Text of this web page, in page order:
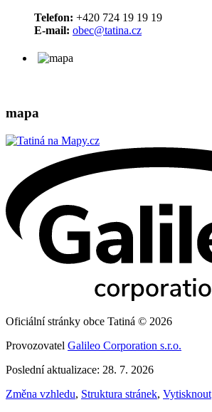
Telefon: +420 724 19 19 19
E-mail: obec@tatina.cz
mapa
Oficiální stránky obce Tatiná © 2026
Provozovatel Galileo Corporation s.r.o.
Poslední aktualizace: 28. 7. 2026
Změna vzhledu, Struktura stránek, Vytisknout